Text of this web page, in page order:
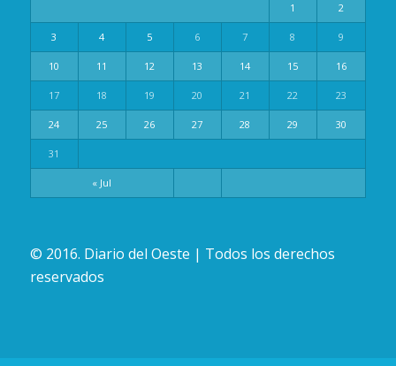
« Jul
1 2
3 4 5 6 7 8 9
10 11 12 13 14 15 16
17 18 19 20 21 22 23
24 25 26 27 28 29 30
31
© 2016. Diario del Oeste | Todos los derechos
reservados